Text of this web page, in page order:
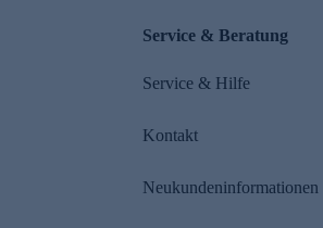
Service & Beratung
Service & Hilfe
Kontakt
Neukundeninformationen